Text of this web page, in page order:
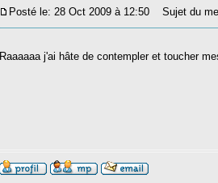
Posté le: 28 Oct 2009 à 12:50 Sujet du
Raaaaaa j'ai hâte de contempler et toucher